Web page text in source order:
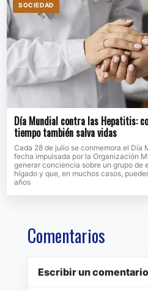
SOCIEDAD
Día Mundial contra las Hepatitis:
tiempo también salva vidas
Cada 28 de julio se conmemora el Día
fecha impulsada por la Organización
generar conciencia sobre un grupo de
hígado y que, en muchos casos,
años
Comentarios
Escribir un comentario